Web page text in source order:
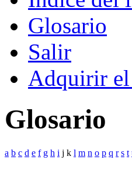
Glosario
Salir
Adquirir
Glosario
a b c d e f g h i j k l m n o p q r s t